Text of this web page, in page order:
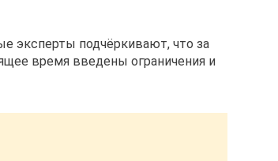
эксперты подчёркивают, что за
время введены ограничения и